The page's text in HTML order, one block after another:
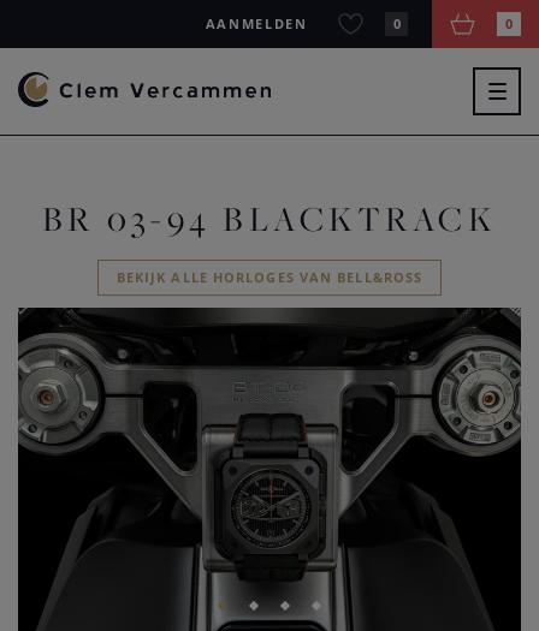
AANMELDEN 0 0
BR 03-94 BLACKTRACK
BEKIJK ALLE HORLOGES VAN BELL&ROSS